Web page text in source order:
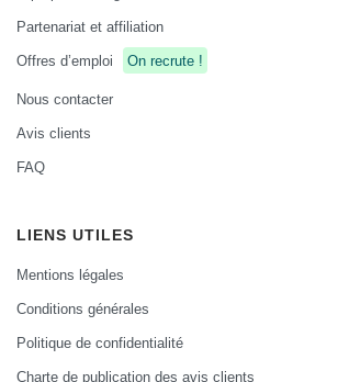
Partenariat et affiliation
Offres d’emploi
On recrute !
Nous contacter
Avis clients
FAQ
LIENS UTILES
Mentions légales
Conditions générales
Politique de confidentialité
Charte de publication des avis clients